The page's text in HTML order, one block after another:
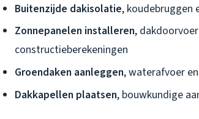
Buitenzijde dakisolatie, koudebruggen
Zonnepanelen installeren,
constructieberekeningen
Groendaken aanleggen, waterafvoer
Dakkapellen plaatsen, bouwkundige